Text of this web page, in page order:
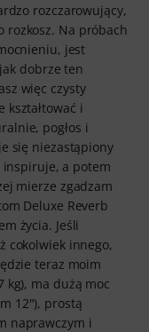
rozczarowujący,
rozkosz. Na próbach
jest
dobrze ten
więc czysty
kształtować i
pogłos i
się niezastąpiony
inspiruje, a potem
mierze zgadzam
Deluxe Reverb
życia. Jeśli
cokolwiek innego,
teraz moim
kg), ma dużą moc
12"), prostą
naprawczym i